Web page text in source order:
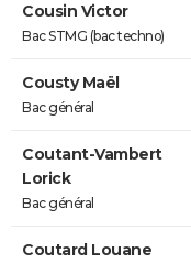
Cousin Victor
Bac STMG (bac techno)
Cousty Maël
Bac général
Coutant-Vambert
Lorick
Bac général
Coutard Louane